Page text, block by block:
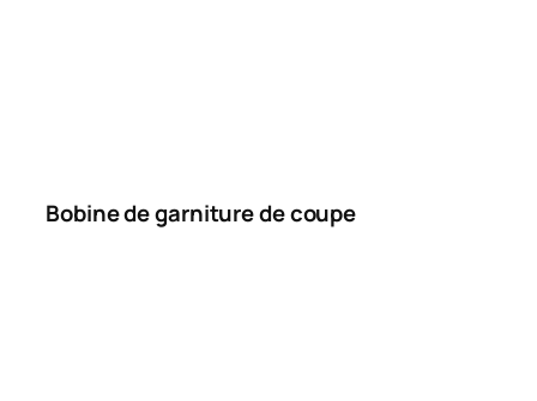
Bobine de garniture de coupe